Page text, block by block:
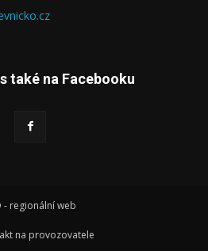
také na Facebooku
- regionální web
na provozovatele